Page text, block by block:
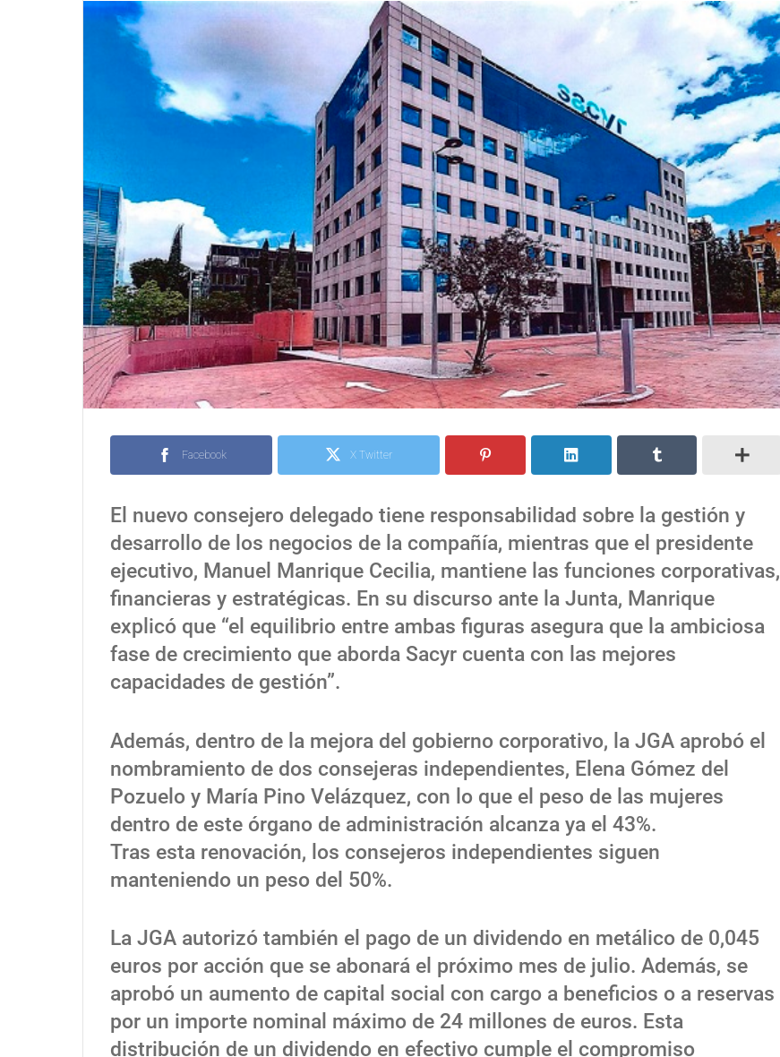
Facebook X Twitter
El nuevo consejero delegado tiene responsabilidad sobre la gestión y
desarrollo de los negocios de la compañía, mientras que el presidente
ejecutivo, Manuel Manrique Cecilia, mantiene las funciones corporativas,
financieras y estratégicas. En su discurso ante la Junta, Manrique
explicó que “el equilibrio entre ambas figuras asegura que la ambiciosa
fase de crecimiento que aborda Sacyr cuenta con las mejores
capacidades de gestión”.
Además, dentro de la mejora del gobierno corporativo, la JGA aprobó el
nombramiento de dos consejeras independientes, Elena Gómez del
Pozuelo y María Pino Velázquez, con lo que el peso de las mujeres
dentro de este órgano de administración alcanza ya el 43%.
Tras esta renovación, los consejeros independientes siguen
manteniendo un peso del 50%.
La JGA autorizó también el pago de un dividendo en metálico de 0,045
euros por acción que se abonará el próximo mes de julio. Además, se
aprobó un aumento de capital social con cargo a beneficios o a reservas
por un importe nominal máximo de 24 millones de euros. Esta
distribución de un dividendo en efectivo cumple el compromiso